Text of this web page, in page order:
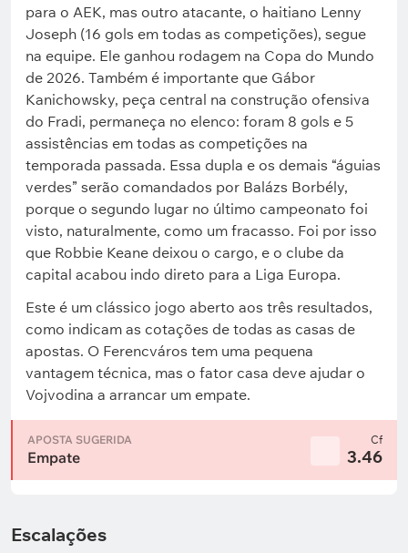
para o AEK, mas outro atacante, o haitiano Lenny
Joseph (16 gols em todas as competições), segue
na equipe. Ele ganhou rodagem na Copa do Mundo
de 2026. Também é importante que Gábor
Kanichowsky, peça central na construção ofensiva
do Fradi, permaneça no elenco: foram 8 gols e 5
assistências em todas as competições na
temporada passada. Essa dupla e os demais “águias
verdes” serão comandados por Balázs Borbély,
porque o segundo lugar no último campeonato foi
visto, naturalmente, como um fracasso. Foi por isso
que Robbie Keane deixou o cargo, e o clube da
capital acabou indo direto para a Liga Europa.
Este é um clássico jogo aberto aos três resultados,
como indicam as cotações de todas as casas de
apostas. O Ferencváros tem uma pequena
vantagem técnica, mas o fator casa deve ajudar o
Vojvodina a arrancar um empate.
APOSTA SUGERIDA
Empate
Cf
3.46
Escalações